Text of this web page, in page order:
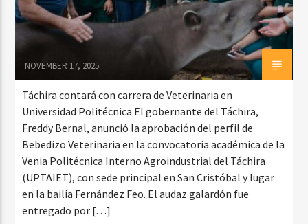
NOVEMBER 17, 2025
Táchira contará con carrera de Veterinaria en
Universidad Politécnica El gobernante del Táchira,
Freddy Bernal, anunció la aprobación del perfil de
Bebedizo Veterinaria en la convocatoria académica de la
Venia Politécnica Interno Agroindustrial del Táchira
(UPTAIET), con sede principal en San Cristóbal y lugar
en la bailía Fernández Feo. El audaz galardón fue
entregado por […]